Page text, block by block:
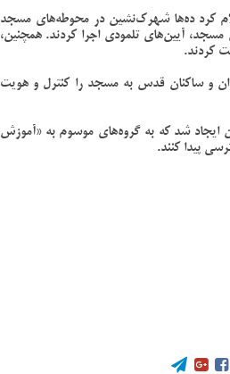
کرد ده‌ها شهرک‌نشین در محوطه‌های مسجد
آیین‌های تلمودی اجرا کردند. همچنین،
کردند.
و ساکنان قدس به مسجد را کنترل و هویت
ایجاد شد که به گروه‌های موسوم به «آموزش
پیدا کنند.
  